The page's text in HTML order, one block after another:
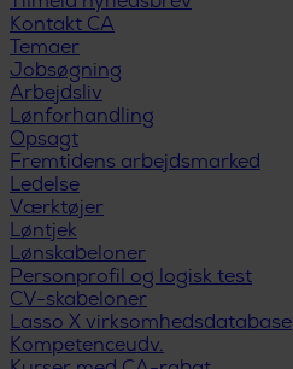
Kontakt CA
Temaer
Jobsøgning
Arbejdsliv
Lønforhandling
Opsagt
Fremtidens arbejdsmarked
Ledelse
Værktøjer
Løntjek
Lønskabeloner
Personprofil og logisk test
CV-skabeloner
Lasso X virksomhedsdatabase
Kompetenceudv.